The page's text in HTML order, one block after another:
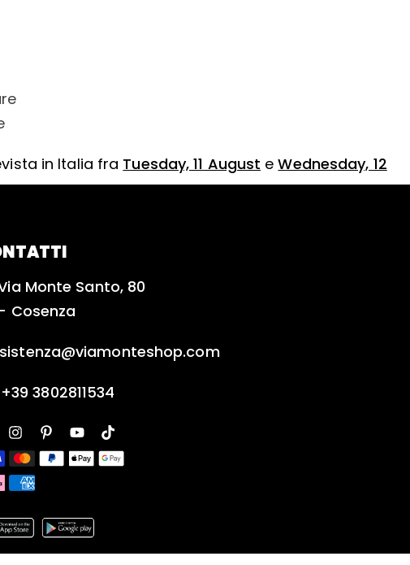
in Italia fra Tuesday, 11 August eWednesday, 12
Monte Santo, 80
- Cosenza
+39 3802811534